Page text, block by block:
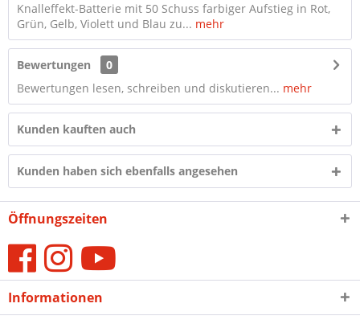
Knalleffekt-Batterie mit 50 Schuss farbiger Aufstieg in Rot,
Grün, Gelb, Violett und Blau zu... mehr
Bewertungen
0
Bewertungen lesen, schreiben und diskutieren... mehr
Kunden kauften auch
Kunden haben sich ebenfalls angesehen
Öffnungszeiten
Informationen